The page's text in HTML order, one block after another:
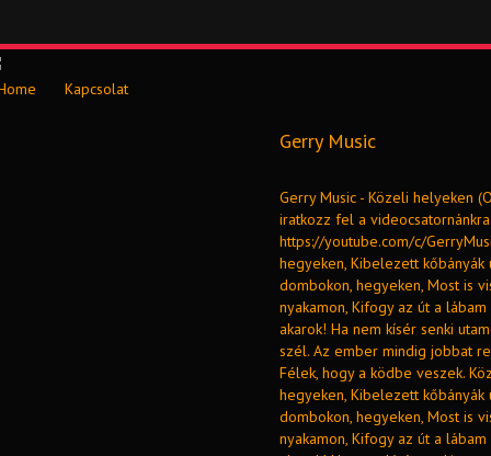
Kapcsolat
Gerry Music
Gerry Music - Közeli helyeken
iratkozz fel a
https://youtube.com/c/
hegyeken, Kibelezett
dombokon, hegyeken, Most is
nyakamon, Kifogy az út a
akarok! Ha nem kísér senki
szél. Az ember mindig jobbat
Félek, hogy a ködbe veszek.
hegyeken, Kibelezett
dombokon, hegyeken, Most is
nyakamon, Kifogy az út a